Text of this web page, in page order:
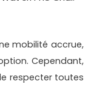
mobilité accrue,
Cependant,
respecter toutes